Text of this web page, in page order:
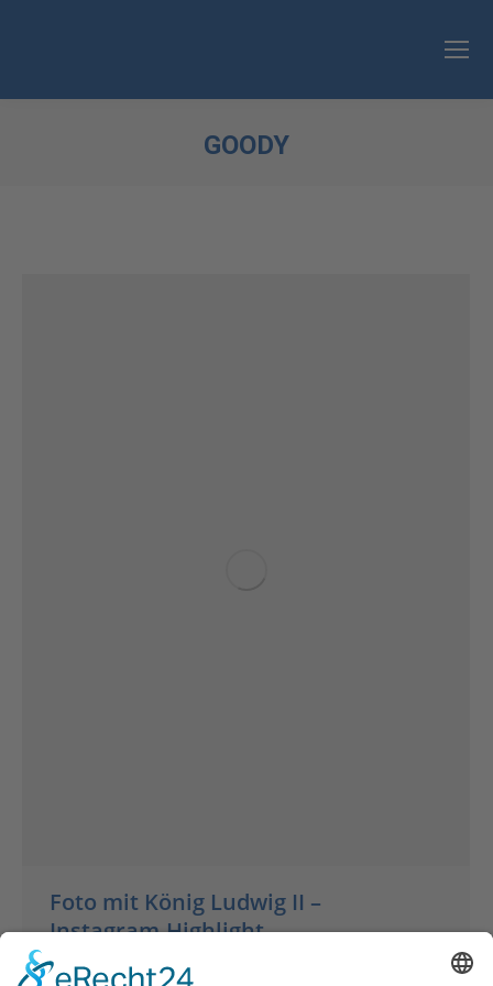
GOODY
Foto mit König Ludwig II –
Instagram-Highlight
Aktionen Von Gudrun Kohout